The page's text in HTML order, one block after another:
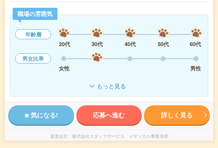
職場の雰囲気
年齢層
20代
30代 40代 50代
60代
男女比率
女性
男性
もっと見る
気になる! 応募へ進む 詳しく見る
派遣会社 株式会社スタッフサービス メディカル事業本部